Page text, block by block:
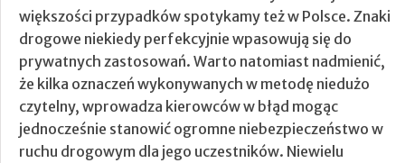
większości przypadków spotykamy też w Polsce. Znaki
drogowe niekiedy perfekcyjnie wpasowują się do
prywatnych zastosowań. Warto natomiast nadmienić,
że kilka oznaczeń wykonywanych w metodę niedużo
czytelny, wprowadza kierowców w błąd mogąc
jednocześnie stanowić ogromne niebezpieczeństwo w
ruchu drogowym dla jego uczestników. Niewielu